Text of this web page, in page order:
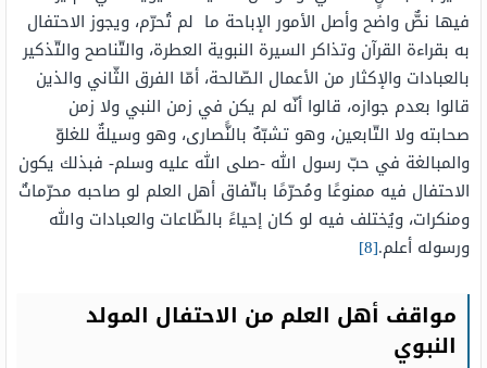
فيها نصٌّ واضح وأصل الأمور الإباحة ما لم تُحرّم، ويجوز الاحتفال
به بقراءة القرآن وتذاكر السيرة النبوية العطرة، والتّناصح والتّذكير
بالعبادات والإكثار من الأعمال الصّالحة، أمّا الفرق الثّاني والذين
قالوا بعدم جوازه، قالوا أنّه لم يكن في زمن النبي ولا زمن
صحابته ولا التّابعين، وهو تشبّهٌ بالنًّصارى، وهو وسيلةٌ للغلوّ
والمبالغة في حبّ رسول الله -صلى الله عليه وسلم- فبذلك يكون
الاحتفال فيه ممنوعًا ومُحرّمًا باتّفاق أهل العلم لو صاحبه محرّماتٌ
ومنكرات، ويُختلف فيه لو كان إحياءً بالطّاعات والعبادات والله
ورسوله أعلم.[8]
مواقف أهل العلم من الاحتفال المولد
النبوي